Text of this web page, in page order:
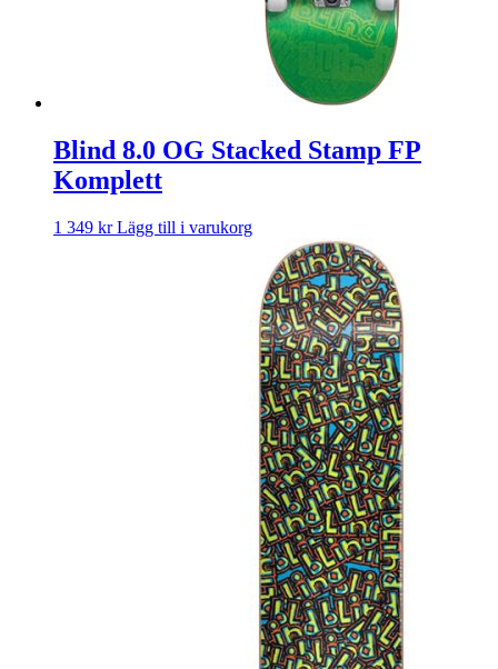
Blind 8.0 OG Stacked Stamp FP
Komplett
1 349 kr Lägg till i varukorg